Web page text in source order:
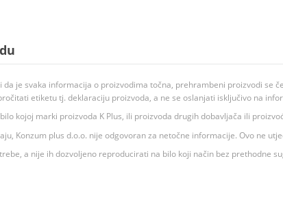
je svaka informacija o proizvodima točna, prehrambeni proizvodi
etiketu tj. deklaraciju proizvoda, a ne se oslanjati isključivo na
kojoj marki proizvoda K Plus, ili proizvoda drugih dobavljača ili
Konzum plus d.o.o. nije odgovoran za netočne informacije. Ovo ne
a nije ih dozvoljeno reproducirati na bilo koji način bez prethodne